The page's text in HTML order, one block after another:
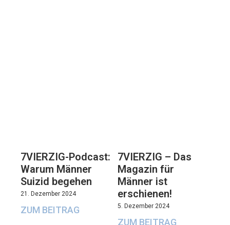
7VIERZIG-Podcast:
Warum Männer
Suizid begehen
21. Dezember 2024
ZUM BEITRAG
7VIERZIG – Das
Magazin für
Männer ist
erschienen!
5. Dezember 2024
ZUM BEITRAG